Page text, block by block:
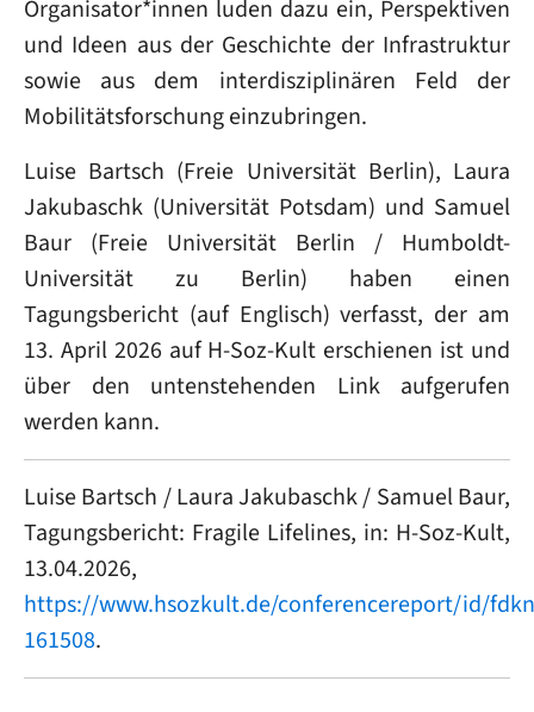
Organisator*innen luden dazu ein, Perspektiven
und Ideen aus der Geschichte der Infrastruktur
sowie aus dem interdisziplinären Feld der
Mobilitätsforschung einzubringen.
Luise Bartsch (Freie Universität Berlin), Laura
Jakubaschk (Universität Potsdam) und Samuel
Baur (Freie Universität Berlin / Humboldt-
Universität zu Berlin) haben einen
Tagungsbericht (auf Englisch) verfasst, der am
13. April 2026 auf H-Soz-Kult erschienen ist und
über den untenstehenden Link aufgerufen
werden kann.
Luise Bartsch / Laura Jakubaschk / Samuel Baur,
Tagungsbericht: Fragile Lifelines, in: H-Soz-Kult,
13.04.2026,
https://www.hsozkult.de/conferencereport/id/
161508.